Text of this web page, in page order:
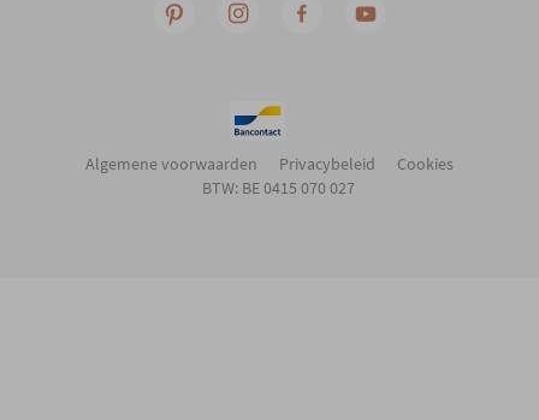
Algemene voorwaarden Privacybeleid
Cookies
BTW: BE 0415 070 027